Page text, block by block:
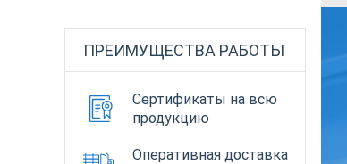
ПРЕИМУЩЕСТВА РАБОТЫ
Сертификаты на всю
продукцию
Оперативная доставка